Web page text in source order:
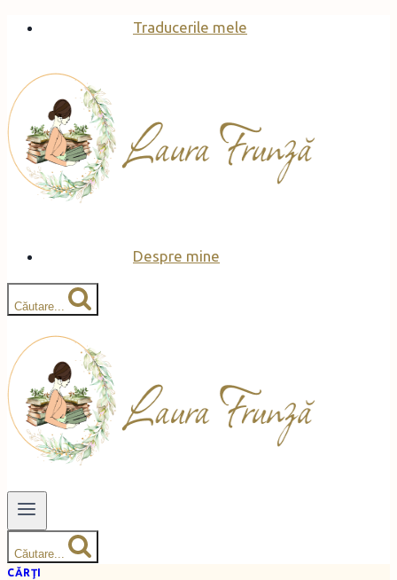
Skip
content
Traducerile mele
Despre mine
Căutare...
Căutare...
CĂRŢI